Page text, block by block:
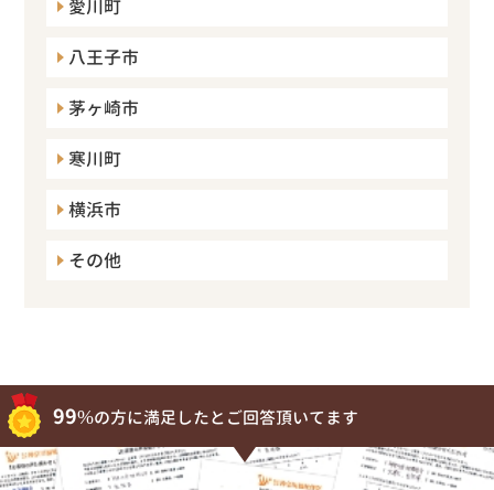
愛川町
八王子市
茅ヶ崎市
寒川町
横浜市
その他
99%の方に満足したとご回答頂いてます